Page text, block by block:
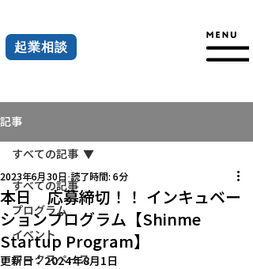
起業相談
記事
すべての記事
プログラム
イベント
ワークスペース
すべての記事
本日 応募締切！！ インキュベー
ションプログラム【Shinme
Startup Program】
2023年6月30日 読了時間: 6分
更新日：2024年8月1日